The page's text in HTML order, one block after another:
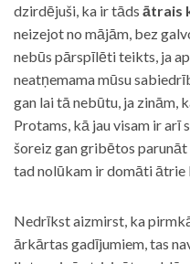
dzirdējuši, ka ir tāds ātrais
neizejot no mājām, bez
nebūs pārspīlēti teikts, ja
neatņemama mūsu
gan lai tā nebūtu, ja zinām,
Protams, kā jau visam ir arī
šoreiz gan gribētos
tad nolūkam ir domāti
Nedrīkst aizmirst, ka
ārkārtas gadījumiem, tas